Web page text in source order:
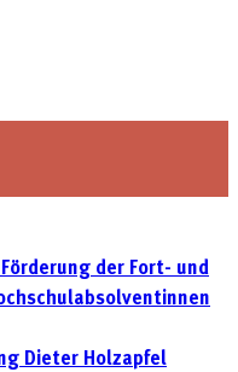
der Fort- und
Dieter Holzapfel